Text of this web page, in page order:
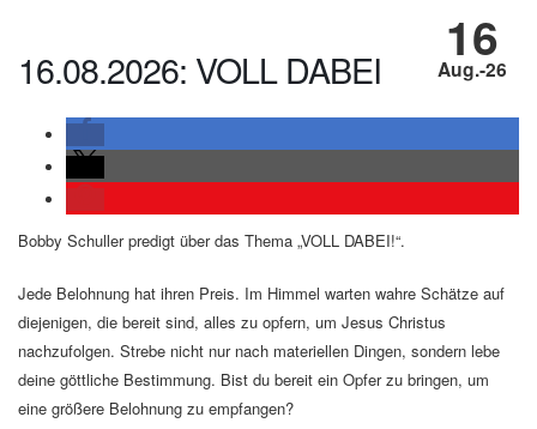
16
Aug.-26
16.08.2026: VOLL DABEI
Bobby Schuller predigt über das Thema „VOLL DABEI!“.
Jede Belohnung hat ihren Preis. Im Himmel warten wahre Schätze auf
diejenigen, die bereit sind, alles zu opfern, um Jesus Christus
nachzufolgen. Strebe nicht nur nach materiellen Dingen, sondern lebe
deine göttliche Bestimmung. Bist du bereit ein Opfer zu bringen, um
eine größere Belohnung zu empfangen?